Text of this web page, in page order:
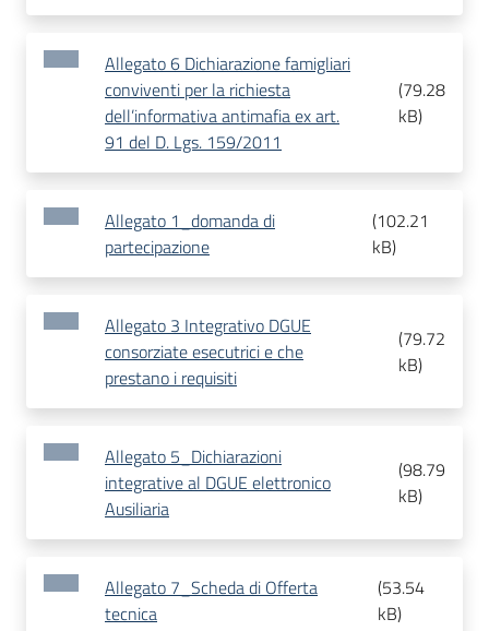
Allegato 6 Dichiarazione famigliari
conviventi per la richiesta
dell’informativa antimafia ex art.
91 del D. Lgs. 159/2011
(79.28
kB)
Allegato 1_domanda di
partecipazione
(102.21
kB)
Allegato 3 Integrativo DGUE
consorziate esecutrici e che
prestano i requisiti
(79.72
kB)
Allegato 5_Dichiarazioni
integrative al DGUE elettronico
Ausiliaria
(98.79
kB)
Allegato 7_Scheda di Offerta
tecnica
(53.54
kB)